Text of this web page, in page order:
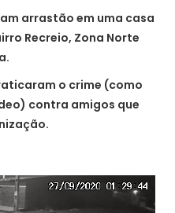
arrastão em uma casa
Recreio, Zona Norte
o crime (como
contra amigos que